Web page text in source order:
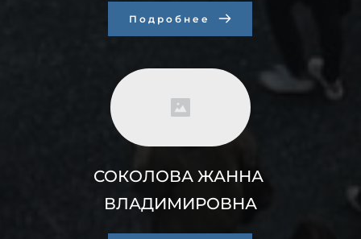
Подробнее
СОКОЛОВА ЖАННА
ВЛАДИМИРОВНА